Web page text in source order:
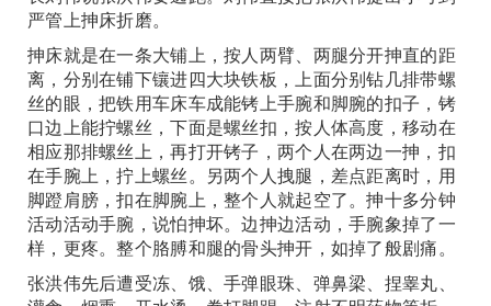
严管上抻床折磨。
抻床就是在一条大铺上，按人两臂、两腿分开抻直的距
离，分别在铺下镶进四大块铁板，上面分别钻几排带螺
丝的眼，把铁用车床车成能铐上手腕和脚腕的扣子，铐
口边上能拧螺丝，下面是螺丝扣，按人体高度，移动在
相应那排螺丝上，再打开铐子，两个人在两边一抻，扣
在手腕上，拧上螺丝。另两个人拽腿，差点距离时，用
脚蹬肩膀，扣在脚腕上，整个人就起空了。抻十多分钟
活动活动手腕，说怕抻坏。边抻边活动，手腕象掉了一
样，更疼。整个胳膊和腿的骨头抻开，如掉了般剧痛。
张洪伟先后遭受冻、饿、手弹眼珠、弹鼻梁、捏睾丸、